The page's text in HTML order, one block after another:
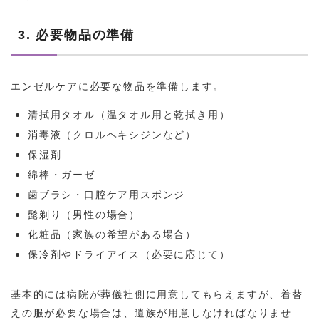
3. 必要物品の準備
エンゼルケアに必要な物品を準備します。
清拭用タオル（温タオル用と乾拭き用）
消毒液（クロルヘキシジンなど）
保湿剤
綿棒・ガーゼ
歯ブラシ・口腔ケア用スポンジ
髭剃り（男性の場合）
化粧品（家族の希望がある場合）
保冷剤やドライアイス（必要に応じて）
基本的には病院が葬儀社側に用意してもらえますが、着替
えの服が必要な場合は、遺族が用意しなければなりませ